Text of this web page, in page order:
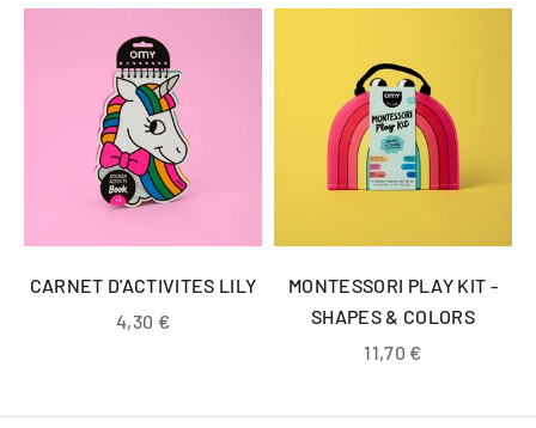
CARNET D'ACTIVITES LILY
Prix de vente
4,30 €
MONTESSORI PLAY KIT -
SHAPES & COLORS
Prix de vente
11,70 €